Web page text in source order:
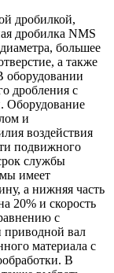
дробилкой,
дробилка NMS
большее
а также
оборудовании
дробления с
Оборудование
и
воздействия
подвижного
службы
имеет
а нижняя часть
20% и скорость
с
вал
материала с
В